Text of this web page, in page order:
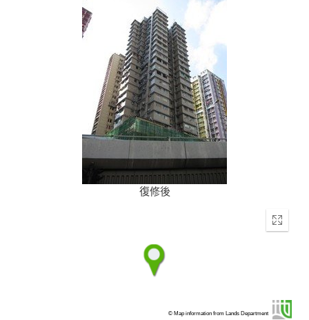
復修後
Enter
© Map information from Lands Department